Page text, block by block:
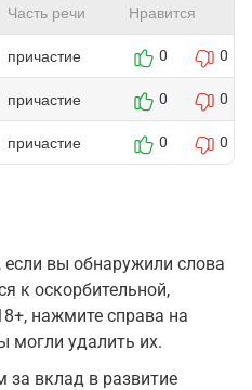
Часть речи Нравится
причастие 0 0
причастие 0 0
причастие 0 0
вы обнаружили слова
к оскорбительной,
нажмите справа на
могли удалить их.
вклад в развитие